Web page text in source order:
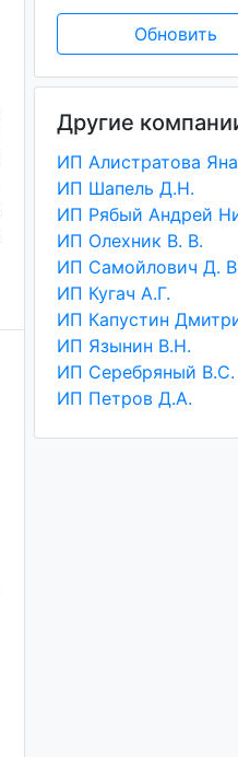
Обновить
Другие
ИП Шапель Д.Н.
ИП Олехник В. В.
ИП Самойлович Д.
ИП Кугач А.Г.
ИП Язынин В.Н.
ИП Серебряный В.С.
ИП Петров Д.А.